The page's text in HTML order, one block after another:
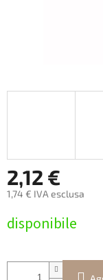
2,12 €
1,74 € IVA esclusa
della
disponibile